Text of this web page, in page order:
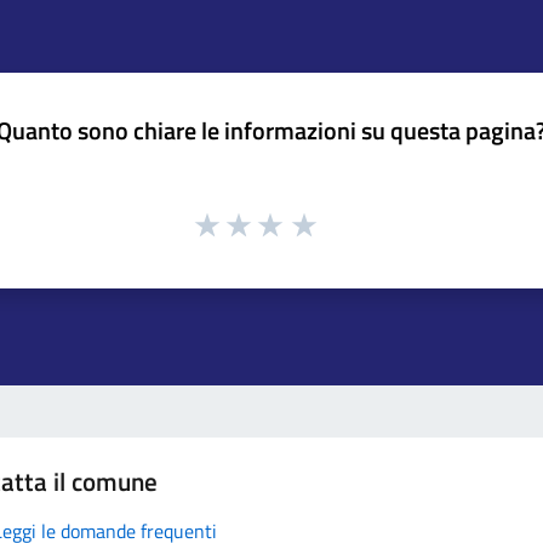
sono chiare le informazioni su questa
il comune
le domande frequenti